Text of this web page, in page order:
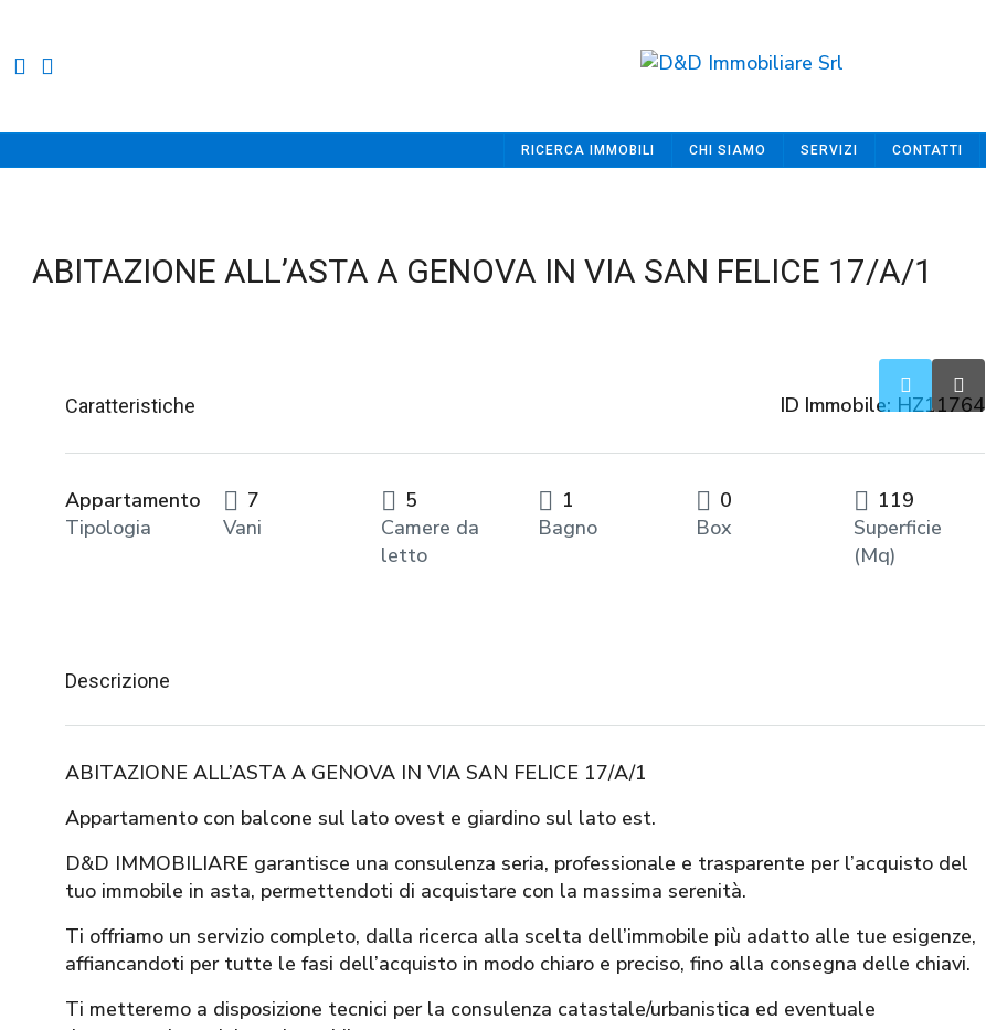
RICERCA IMMOBILI CHI SIAMO SERVIZI CONTATTI
ABITAZIONE ALL’ASTA A GENOVA IN VIA SAN FELICE 17/A/1
Caratteristiche ID Immobile:HZ11764
Appartamento
Tipologia
7
Vani
5
Camere da
letto
1
Bagno
0
Box
119
Superficie
(Mq)
Descrizione
ABITAZIONE ALL’ASTA A GENOVA IN VIA SAN FELICE 17/A/1
Appartamento con balcone sul lato ovest e giardino sul lato est.
D&D IMMOBILIARE garantisce una consulenza seria, professionale e trasparente per l’acquisto del
tuo immobile in asta, permettendoti di acquistare con la massima serenità.
Ti offriamo un servizio completo, dalla ricerca alla scelta dell’immobile più adatto alle tue esigenze,
affiancandoti per tutte le fasi dell’acquisto in modo chiaro e preciso, fino alla consegna delle chiavi.
Ti metteremo a disposizione tecnici per la consulenza catastale/urbanistica ed eventuale